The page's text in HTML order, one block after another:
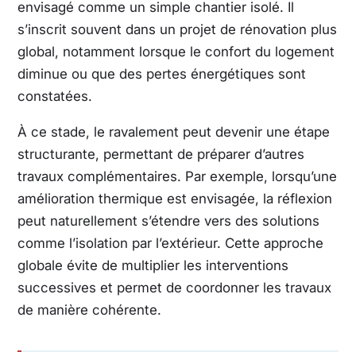
envisagé comme un simple chantier isolé. Il
s’inscrit souvent dans un projet de rénovation plus
global, notamment lorsque le confort du logement
diminue ou que des pertes énergétiques sont
constatées.
À ce stade, le ravalement peut devenir une étape
structurante, permettant de préparer d’autres
travaux complémentaires. Par exemple, lorsqu’une
amélioration thermique est envisagée, la réflexion
peut naturellement s’étendre vers des solutions
comme l’isolation par l’extérieur. Cette approche
globale évite de multiplier les interventions
successives et permet de coordonner les travaux
de manière cohérente.